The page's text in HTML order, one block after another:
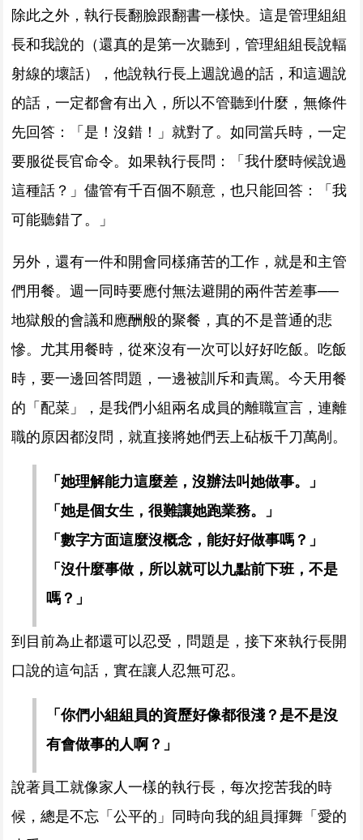
除此之外，執行長翻臉跟翻書一樣快。這是管理組組
長和我說的（還真的是第一次聽到，管理組組長說輻
射線的壞話），他說執行長上週說過的話，和這週說
的話，一定都會有出入，所以不管聽到什麼，無條件
先回答：「是！沒錯！」就對了。如同當兵時，一定
要服從長官命令。如果執行長問：「我什麼時候說過
這種話？」儘管有千百個不願意，也只能回答：「我
可能聽錯了。」
另外，還有一件和開會同樣痛苦的工作，就是和主管
們用餐。週一同時要應付無法避開的兩件苦差事──
地獄般的會議和應酬般的聚餐，真的不是普通的悲
慘。尤其用餐時，從來沒有一次可以好好吃飯。吃飯
時，要一邊回答問題，一邊被訓斥和責罵。今天用餐
的「配菜」，是我們小組兩名成員的離職宣言，連離
職的原因都沒問，就直接將她們丟上砧板千刀萬剮。
「她理解能力這麼差，沒辦法叫她做事。」
「她是個女生，很難讓她跑業務。」
「數字方面這麼沒概念，能好好做事嗎？」
「沒什麼事做，所以就可以九點前下班，不是
嗎？」
到目前為止都還可以忍受，問題是，接下來執行長開
口說的這句話，實在讓人忍無可忍。
「你們小組組員的資歷好像都很淺？是不是沒
有會做事的人啊？」
說著員工就像家人一樣的執行長，每次挖苦我的時
候，總是不忘「公平的」同時向我的組員揮舞「愛的